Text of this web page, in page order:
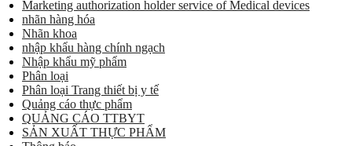
Marketing authorization holder service of Medical devices
nhãn hàng hóa
Nhãn khoa
nhập khẩu hàng chính ngạch
Nhập khẩu mỹ phẩm
Phân loại
Phân loại Trang thiết bị y tế
Quảng cáo thực phẩm
QUẢNG CÁO TTBYT
SẢN XUẤT THỰC PHẨM